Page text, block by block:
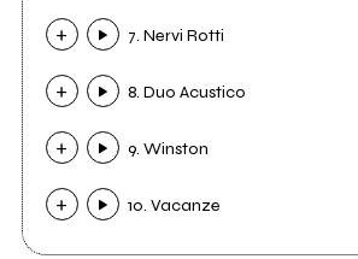
7. Nervi Rotti
8. Duo Acustico
9. Winston
10. Vacanze